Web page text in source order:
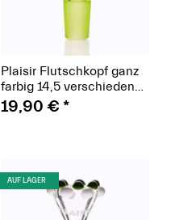
Plaisir Flutschkopf ganz
farbig 14,5 verschiedene
Farben
19,90 € *
AUF LAGER